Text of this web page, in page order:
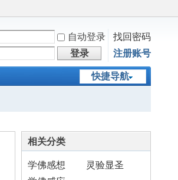
自动登录
找回密码
登录 注册账号
快捷导航
相关分类
学佛感想
灵验显圣